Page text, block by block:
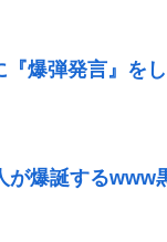
爆弾発言』を
爆誕するwww